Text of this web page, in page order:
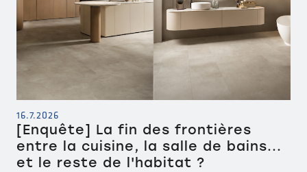
16.7.2026
[Enquête] La fin des frontières
entre la cuisine, la salle de bains...
et le reste de l'habitat ?